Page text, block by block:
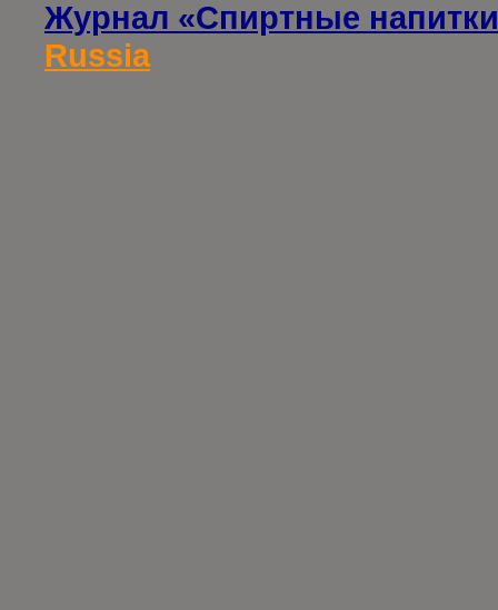
Журнал «Спиртные
Russia